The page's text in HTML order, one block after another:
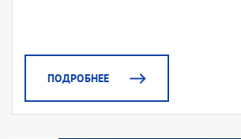
ПОДРОБНЕЕ